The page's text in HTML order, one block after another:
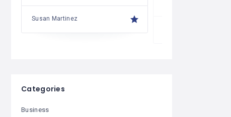
Susan Martinez
Categories
Business